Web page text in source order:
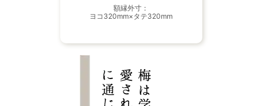
額縁外寸：
ヨコ320mm×タテ320mm